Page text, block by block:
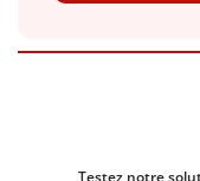
Testez notre